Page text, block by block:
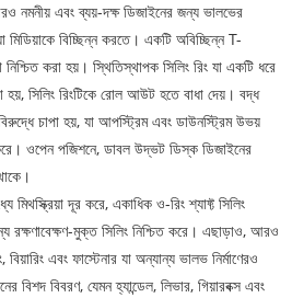
নমনীয় এবং ব্যয়-দক্ষ ডিজাইনের জন্য ভালভের
বিচ্ছিন্ন করতে। একটি অবিচ্ছিন্ন T-
করা হয়। স্থিতিস্থাপক সিলিং রিং যা একটি ধরে
হয়, সিলিং রিংটিকে রোল আউট হতে বাধা দেয়। বদ্ধ
চাপা হয়, যা আপস্ট্রিম এবং ডাউনস্ট্রিম উভয়
ওপেন পজিশনে, ডাবল উদ্ভট ডিস্ক ডিজাইনের
মিথস্ক্রিয়া দূর করে, একাধিক ও-রিং শ্যাফ্ট সিলিং
রক্ষণাবেক্ষণ-মুক্ত সিলিং নিশ্চিত করে। এছাড়াও, আরও
এবং ফাস্টেনার যা অন্যান্য ভালভ নির্মাণেরও
বিশদ বিবরণ, যেমন হ্যান্ডেল, লিভার, গিয়ারবক্স এবং